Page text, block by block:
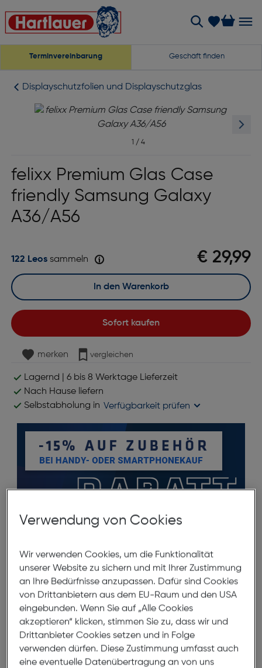
Terminvereinbarung Geschäft finden
Displayschutzfolien und Displayschutzglas
1 / 4
felixx Premium Glas Case
friendly Samsung Galaxy
A36/A56
€ 29,99
122 Leossammeln
Sofort kaufen
In den Warenkorb
merken vergleichen
Lagernd | 6 bis 8 Werktage Lieferzeit
Nach Hause liefern
Selbstabholung in Verfügbarkeit prüfen
felixx Premium Glas Case friendly
Samsung Galaxy A36/A56
ArtNr.: 180008375
felixx Premium Glas – Der perfekte
Schutz für dein Samsung Galaxy
A36/A56
Verwendung von Cookies
Wir verwenden Cookies, um die Funktionalität
unserer Website zu sichern und mit Ihrer Zustimmung
an Ihre Bedürfnisse anzupassen. Dafür sind Cookies
von Drittanbietern aus dem EU-Raum und den USA
eingebunden. Wenn Sie auf „Alle Cookies
akzeptieren“ klicken, stimmen Sie zu, dass wir und
Drittanbieter Cookies setzen und in Folge
verwenden dürfen. Diese Zustimmung umfasst auch
eine eventuelle Datenübertragung an von uns